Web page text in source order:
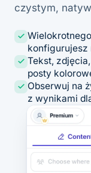
czystym,
konfigurujesz
Tekst,
posty
Obserwuj na
z wynikami